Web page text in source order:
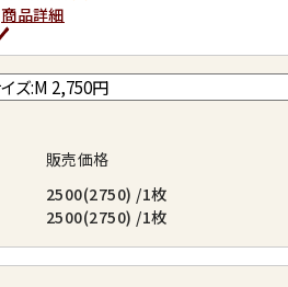
※ご着用後の返品はお受け致しかねます。
※着用サイズ：M
商品詳細
販売価格
2500(2750) /1枚
2500(2750) /1枚